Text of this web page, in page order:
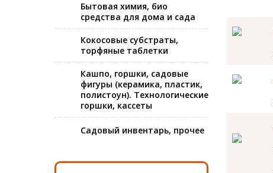
Бытовая химия, био
средства для дома и сада
Кокосовые субстраты,
торфяные таблетки
Кашпо, горшки, садовые
фигуры (керамика, пластик,
полистоун). Технологические
горшки, кассеты
Садовый инвентарь, прочее